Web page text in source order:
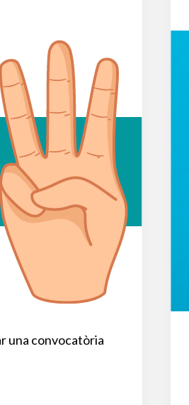
una convocatòria